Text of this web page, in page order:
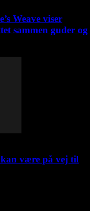
Weave viser
sammen guder og
være på vej til